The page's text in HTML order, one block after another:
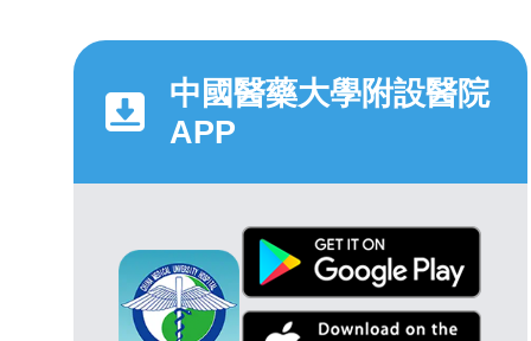
中國醫藥大學附設醫院
APP